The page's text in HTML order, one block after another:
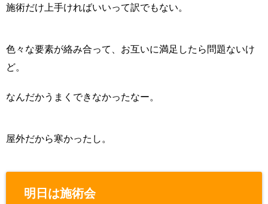
施術だけ上手ければいいって訳でもない。
色々な要素が絡み合って、お互いに満足したら問題ないけ
ど。
なんだかうまくできなかったなー。
屋外だから寒かったし。
明日は施術会